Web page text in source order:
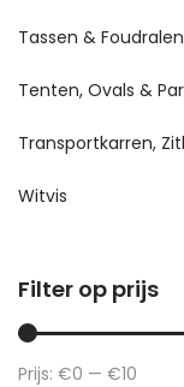
Tassen & Foudralen
Tenten, Ovals &
Transportkarren,
Witvis
Filter op prijs
Prijs: €0 — €10